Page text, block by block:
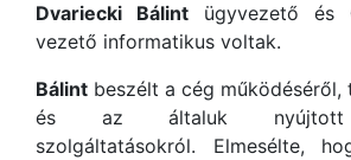
Dvariecki Bálint ügyvezető és
vezető informatikus voltak.
Bálint beszélt a cég működéséről,
és az általuk nyújtott
szolgáltatásokról. Elmesélte,